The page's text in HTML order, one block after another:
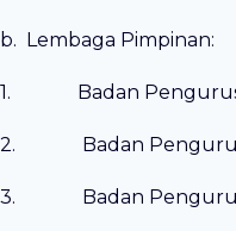
b. Lembaga Pimpinan:
1. Badan Pengurus
2. Badan Pengurus
3. Badan Pengurus